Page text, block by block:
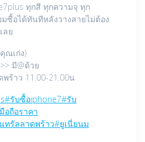
ทุกสี ทุกความจุ ทุก
ซื้อได้ทันทีหลังวางสายไม่ต้อง
ลย
ณเก่ง)
มี@ด้วย
ร้าว 11.00-21.00น
#รับซื้อiphone7#รับ
อถือราคา
ทรัลลาดพร้าว#ยูเนี่ยนม